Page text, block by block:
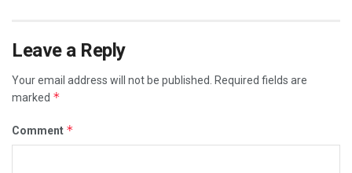
Leave a Reply
Your email address will not be published.
Required fields are
marked *
Comment *